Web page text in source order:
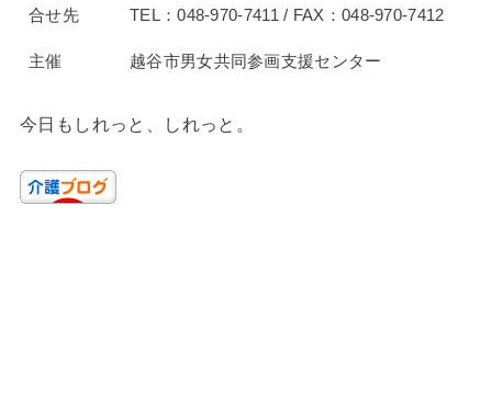
合せ先
TEL：048-970-7411 / FAX：048-970-7412
主催 越谷市男女共同参画支援センター
今日もしれっと、しれっと。